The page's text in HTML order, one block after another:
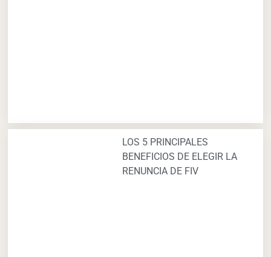
LOS 5 PRINCIPALES
BENEFICIOS DE ELEGIR LA
RENUNCIA DE FIV